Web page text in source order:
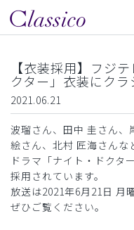
【衣装採用】フジ
クター」衣装にクラ
2021.06.21
波瑠さん、田中 圭さん
絵さん、北村 匠海さんな
ドラマ「ナイト・ドクタ
採用されています。
放送は2021年6月21日 月
ぜひご覧ください。